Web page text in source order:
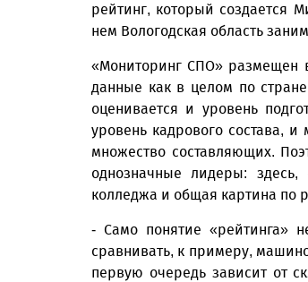
рейтинг, который создается
нем Вологодская область
«Мониторинг СПО» размещен
данные как в целом по
оценивается и уровень
уровень кадрового состава,
множество составляющих.
однозначные лидеры: здесь,
колледжа и общая картина по
- Само понятие «рейтинга»
сравнивать, к примеру,
первую очередь зависит от